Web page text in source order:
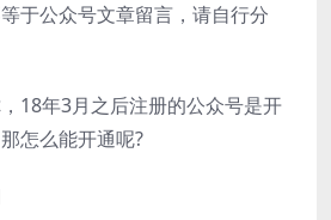
于公众号文章留言，请自行分
18年3月之后注册的公众号是开
怎么能开通呢?